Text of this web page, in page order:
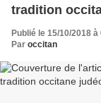
tradition
Publié le 15/10/2018 à
Par occitan